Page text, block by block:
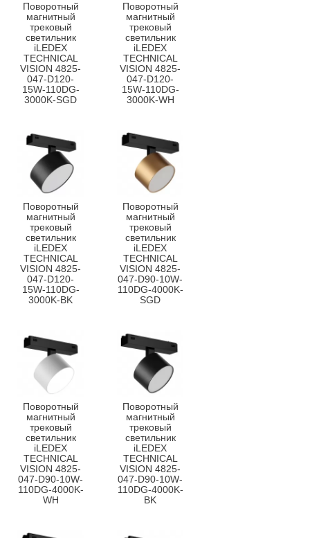
Поворотный
магнитный
трековый
светильник
iLEDEX
TECHNICAL
VISION 4825-
047-D120-
15W-110DG-
3000K-SGD
Поворотный
магнитный
трековый
светильник
iLEDEX
TECHNICAL
VISION 4825-
047-D120-
15W-110DG-
3000K-WH
Поворотный
магнитный
трековый
светильник
iLEDEX
TECHNICAL
VISION 4825-
047-D120-
15W-110DG-
3000K-BK
Поворотный
магнитный
трековый
светильник
iLEDEX
TECHNICAL
VISION 4825-
047-D90-10W-
110DG-4000K-
SGD
Поворотный
магнитный
трековый
светильник
iLEDEX
TECHNICAL
VISION 4825-
047-D90-10W-
110DG-4000K-
WH
Поворотный
магнитный
трековый
светильник
iLEDEX
TECHNICAL
VISION 4825-
047-D90-10W-
110DG-4000K-
BK